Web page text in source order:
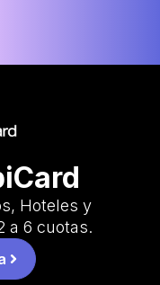
Hoteles y
a 6 cuotas.